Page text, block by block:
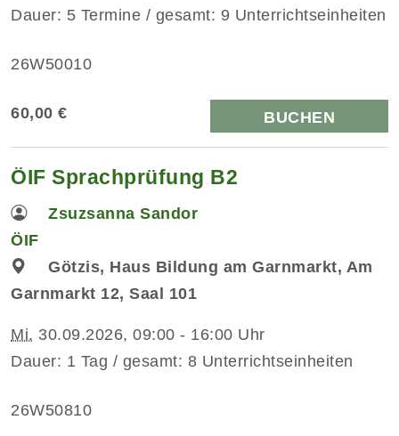
Dauer: 5 Termine / gesamt: 9 Unterrichtseinheiten
26W50010
60,00 € BUCHEN
ÖIF Sprachprüfung B2
Zsuzsanna Sandor
ÖIF
Götzis, Haus Bildung am Garnmarkt, Am
Garnmarkt 12, Saal 101
Mi. 30.09.2026, 09:00 - 16:00 Uhr
Dauer: 1 Tag / gesamt: 8 Unterrichtseinheiten
26W50810